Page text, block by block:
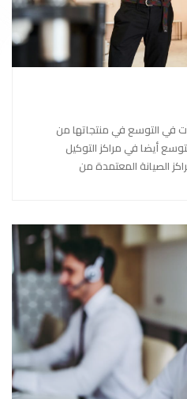
في التوسع في منتجاتها من
أيضا في مراكز التوكيل
الصيانة المعتمدة من